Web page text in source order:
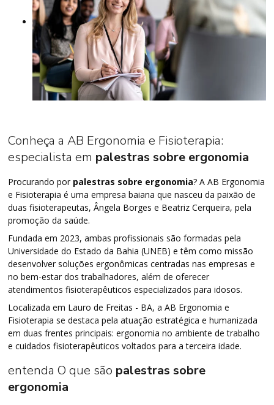
Conheça a AB Ergonomia e Fisioterapia:
especialista em palestras sobre ergonomia
Procurando por palestras sobre ergonomia? A AB Ergonomia
e Fisioterapia é uma empresa baiana que nasceu da paixão de
duas fisioterapeutas, Ângela Borges e Beatriz Cerqueira, pela
promoção da saúde.
Fundada em 2023, ambas profissionais são formadas pela
Universidade do Estado da Bahia (UNEB) e têm como missão
desenvolver soluções ergonômicas centradas nas empresas e
no bem-estar dos trabalhadores, além de oferecer
atendimentos fisioterapêuticos especializados para idosos.
Localizada em Lauro de Freitas - BA, a AB Ergonomia e
Fisioterapia se destaca pela atuação estratégica e humanizada
em duas frentes principais: ergonomia no ambiente de trabalho
e cuidados fisioterapêuticos voltados para a terceira idade.
entenda O que são palestras sobre
ergonomia